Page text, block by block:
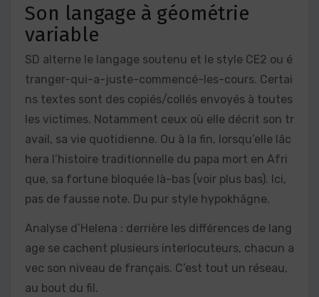
Son langage à géométrie
variable
SD alterne le langage soutenu et le style CE2 ou é
tranger-qui-a-juste-commencé-les-cours. Certai
ns textes sont des copiés/collés envoyés à toutes
les victimes. Notamment ceux où elle décrit son tr
avail, sa vie quotidienne. Ou à la fin, lorsqu’elle lâc
hera l’histoire traditionnelle du papa mort en Afri
que, sa fortune bloquée là-bas (voir plus bas). Ici,
pas de fausse note. Du pur style hypokhâgne.
Analyse d’Helena : derrière les différences de lang
age se cachent plusieurs interlocuteurs, chacun a
vec son niveau de français. C’est tout un réseau,
au bout du fil.